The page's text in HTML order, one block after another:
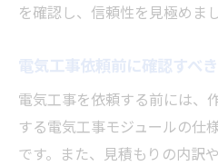
を確認し、信頼性を見極めま
電気工事依頼前に確認すべ
電気工事を依頼する前には、
する電気工事モジュールの仕
です。また、見積もりの内訳